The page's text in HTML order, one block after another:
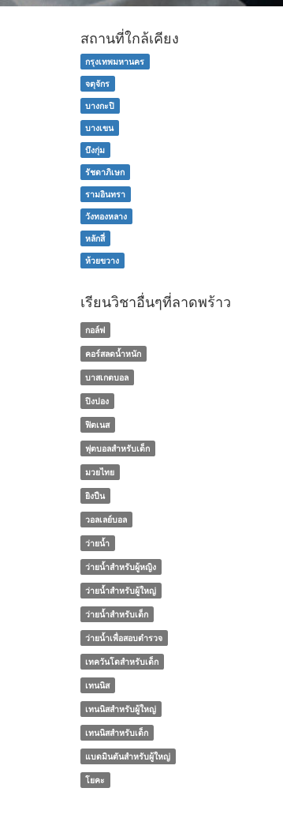
สถานที่ใกล้เคียง
กรุงเทพมหานคร
จตุจักร
บางกะปิ
บางเขน
บึงกุ่ม
รัชดาภิเษก
รามอินทรา
วังทองหลาง
หลักสี่
ห้วยขวาง
เรียนวิชาอื่นๆที่ลาดพร้าว
กอล์ฟ
คอร์สลดน้ำหนัก
บาสเกตบอล
ปิงปอง
ฟิตเนส
ฟุตบอลสำหรับเด็ก
มวยไทย
ยิงปืน
วอลเลย์บอล
ว่ายน้ำ
ว่ายน้ำสำหรับผู้หญิง
ว่ายน้ำสำหรับผู้ใหญ่
ว่ายน้ำสำหรับเด็ก
ว่ายน้ำเพื่อสอบตำรวจ
เทควันโดสำหรับเด็ก
เทนนิส
เทนนิสสำหรับผู้ใหญ่
เทนนิสสำหรับเด็ก
แบดมินตันสำหรับผู้ใหญ่
โยคะ